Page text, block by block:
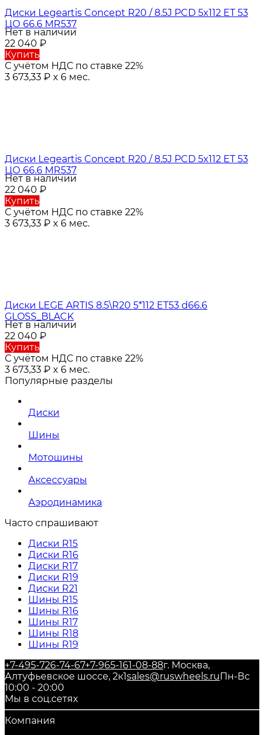
Диски Legeartis Concept R20 / 8.5J PCD 5x112 ЕТ 53
ЦО 66.6 MR537
Нет в наличии
22 040 ₽
Купить
С учётом НДС по ставке 22%
3 673,33 ₽ x 6 мес.
Диски Legeartis Concept R20 / 8.5J PCD 5x112 ЕТ 53
ЦО 66.6 MR537
Нет в наличии
22 040 ₽
Купить
С учётом НДС по ставке 22%
3 673,33 ₽ x 6 мес.
Диски LEGE ARTIS 8.5\R20 5*112 ET53 d66.6
GLOSS_BLACK
Нет в наличии
22 040 ₽
Купить
С учётом НДС по ставке 22%
3 673,33 ₽ x 6 мес.
Популярные разделы
Диски
Шины
Мотошины
Аксессуары
Аэродинамика
Часто спрашивают
Диски R15
Диски R16
Диски R17
Диски R19
Диски R21
Шины R15
Шины R16
Шины R17
Шины R18
Шины R19
+7-495-726-74-67+7-965-161-08-88г. Москва,
Алтуфьевское шоссе, 2к1sales@ruswheels.ru Пн-Вс
10:00 - 20:00
Мы в соц.сетях
Компания